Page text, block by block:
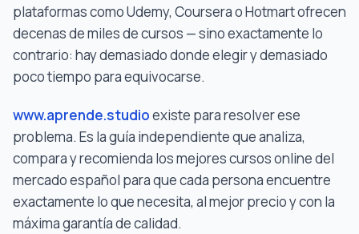
plataformas como Udemy, Coursera o Hotmart ofrecen
decenas de miles de cursos — sino exactamente lo
contrario: hay demasiado donde elegir y demasiado
poco tiempo para equivocarse.
www.aprende.studioexiste para resolver ese
problema. Es la guía independiente que analiza,
compara y recomienda los mejores cursos online del
mercado español para que cada persona encuentre
exactamente lo que necesita, al mejor precio y con la
máxima garantía de calidad.